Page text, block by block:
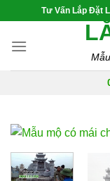
content
Tư Vấn Lắp Đặt